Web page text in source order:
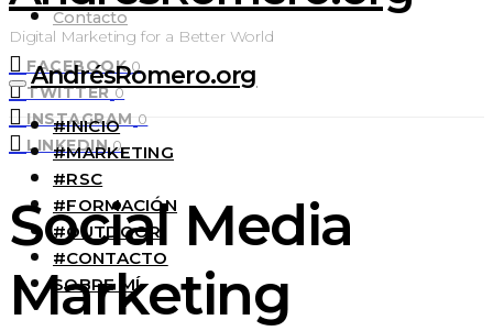
Contacto
FACEBOOK 0
TWITTER 0
INSTAGRAM 0
LINKEDIN 0
Digital Marketing for a Better World
AndrésRomero.org
#INICIO
#MARKETING
#RSC
#FORMACIÓN
#OUTDOOR
#CONTACTO
SOBRE MÍ
Social Media
Marketing